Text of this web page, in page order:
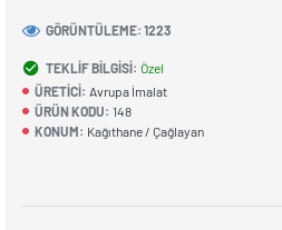
TEKLIF BILGISI: Özel
ÜRETICI: Avrupa İmalat
ÜRÜN KODU: 148
KONUM: Kağıthane / Çağlayan
GÖRÜNTÜLEME: 1223